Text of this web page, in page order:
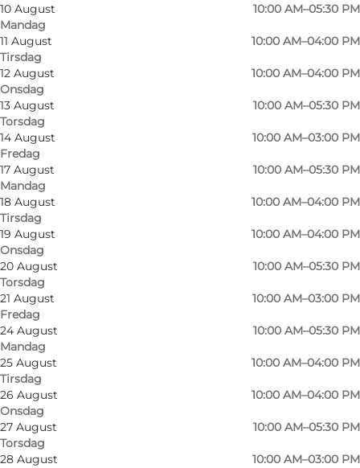
10 August
Mandag
10:00 AM–05:30 PM
11 August
Tirsdag
10:00 AM–04:00 PM
12 August
Onsdag
10:00 AM–04:00 PM
13 August
Torsdag
10:00 AM–05:30 PM
14 August
Fredag
10:00 AM–03:00 PM
17 August
Mandag
10:00 AM–05:30 PM
18 August
Tirsdag
10:00 AM–04:00 PM
19 August
Onsdag
10:00 AM–04:00 PM
20 August
Torsdag
10:00 AM–05:30 PM
21 August
Fredag
10:00 AM–03:00 PM
24 August
Mandag
10:00 AM–05:30 PM
25 August
Tirsdag
10:00 AM–04:00 PM
26 August
Onsdag
10:00 AM–04:00 PM
27 August
Torsdag
10:00 AM–05:30 PM
28 August
10:00 AM–03:00 PM
: Foto:
DPH Trading er en anderledes butik, som ligger
i landlige omgivelser i det nordlige Odense. Der